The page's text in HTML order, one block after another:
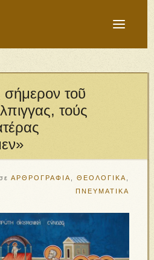
σήμερον τοῦ
τούς
ΑΡΘΡΟΓΡΑΦΙΑ ΘΕΟΛΟΓΙΚΑ
ΠΝΕΥΜΑΤΙΚΑ